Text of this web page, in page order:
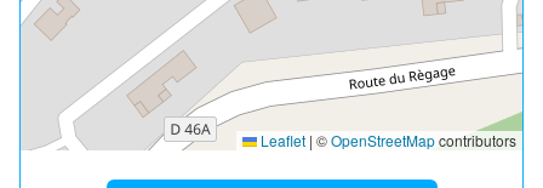
Leaflet | ©OpenStreetMapcontributors